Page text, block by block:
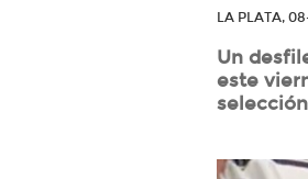
LA PLATA,
Un
este